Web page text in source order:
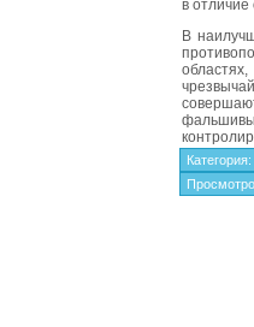
в
В
Категория: